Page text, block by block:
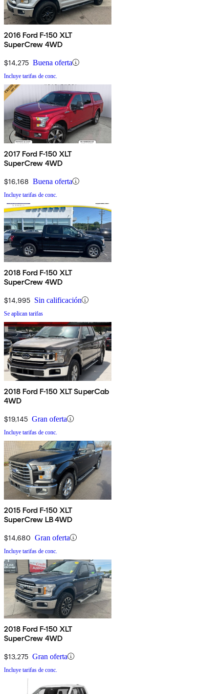
2016 Ford F-150 XLT
SuperCrew 4WD
$14,275 Buena oferta
Incluye tarifas de conc.
2017 Ford F-150 XLT
SuperCrew 4WD
$16,168 Buena oferta
Incluye tarifas de conc.
2018 Ford F-150 XLT
SuperCrew 4WD
$14,995 Sin calificación
Se aplican tarifas
2018 Ford F-150 XLT SuperCab
4WD
$19,145 Gran oferta
Incluye tarifas de conc.
2015 Ford F-150 XLT
SuperCrew LB 4WD
$14,680 Gran oferta
Incluye tarifas de conc.
2018 Ford F-150 XLT
SuperCrew 4WD
$13,275 Gran oferta
Incluye tarifas de conc.